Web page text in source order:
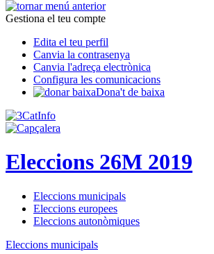
Gestiona el teu compte
Edita el teu perfil
Canvia la contrasenya
Canvia l'adreça electrònica
Configura les comunicacions
Dona't de baixa
Eleccions 26M 2019
Eleccions municipals
Eleccions europees
Eleccions autonòmiques
Eleccions municipals